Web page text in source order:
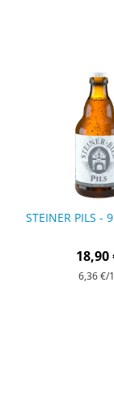
STEINER PILS -
18,90
6,36 €/